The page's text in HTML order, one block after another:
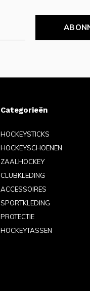
Categorieën
HOCKEYSTICKS
HOCKEYSCHOENEN
ZAALHOCKEY
CLUBKLEDING
ACCESSOIRES
SPORTKLEDING
PROTECTIE
HOCKEYTASSEN